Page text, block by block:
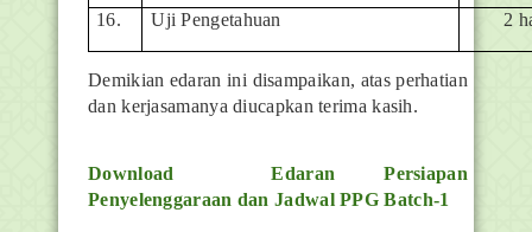
16. Uji Pengetahuan 2
Demikian edaran ini disampaikan, atas perhatian
dan kerjasamanya diucapkan terima kasih.
Download Edaran Persiapan
Penyelenggaraan dan Jadwal PPG Batch-1